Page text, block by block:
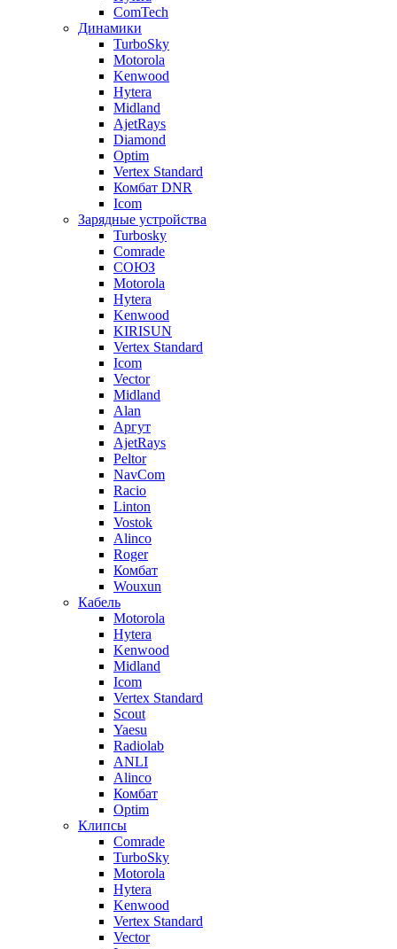
ComTech
Динамики
TurboSky
Motorola
Kenwood
Hytera
Midland
AjetRays
Diamond
Optim
Vertex Standard
Комбат DNR
Icom
Зарядные устройства
Turbosky
Comrade
СОЮЗ
Motorola
Hytera
Kenwood
KIRISUN
Vertex Standard
Icom
Vector
Midland
Alan
Аргут
AjetRays
Peltor
NavCom
Racio
Linton
Vostok
Alinco
Roger
Комбат
Wouxun
Кабель
Motorola
Hytera
Kenwood
Midland
Icom
Vertex Standard
Scout
Yaesu
Radiolab
ANLI
Alinco
Комбат
Optim
Клипсы
Comrade
TurboSky
Motorola
Hytera
Kenwood
Vertex Standard
Vector